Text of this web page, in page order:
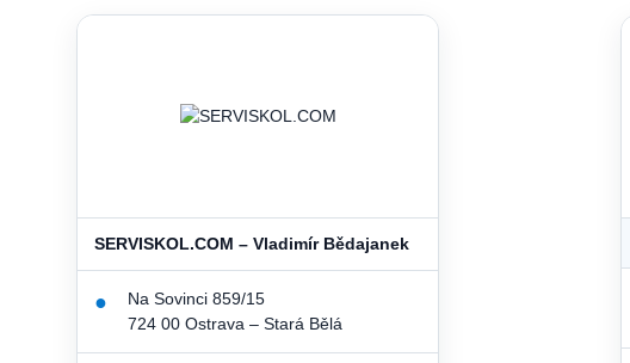
SERVISKOL.COM – Vladimír Bědajanek
●
Na Sovinci 859/15
724 00 Ostrava – Stará Bělá